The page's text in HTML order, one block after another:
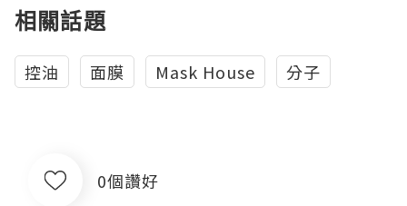
相關話題
控油 面膜 Mask House 分子
0個讚好